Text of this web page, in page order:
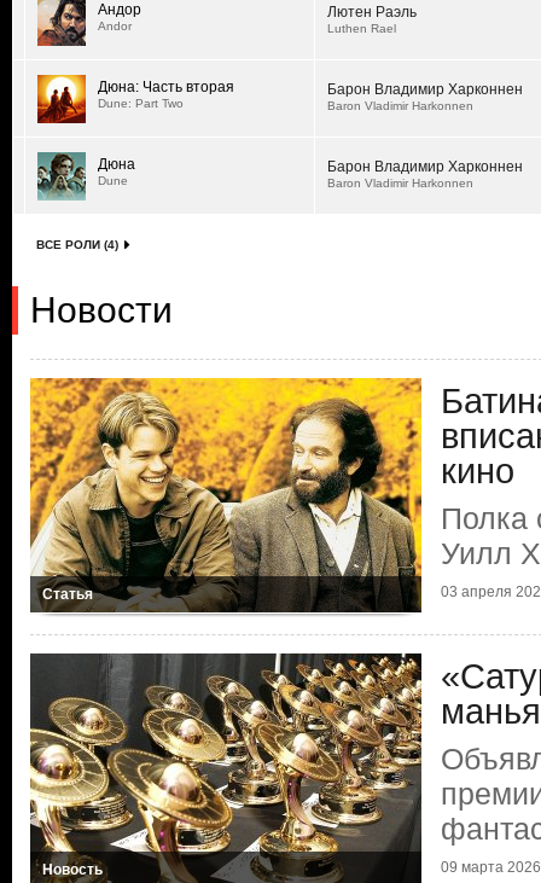
Андор
Andor
Лютен Раэль
Luthen Rael
Дюна: Часть вторая
Dune: Part Two
Барон Владимир Харконнен
Baron Vladimir Harkonnen
Дюна
Dune
Барон Владимир Харконнен
Baron Vladimir Harkonnen
ВСЕ РОЛИ (4)
Новости
Статья
кино
Полка
Уилл
03 апреля
Новость 09 марта 2026